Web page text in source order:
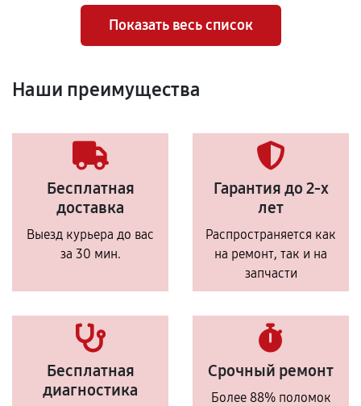
Показать весь список
Наши преимущества
Бесплатная
доставка
Выезд курьера до вас
за 30 мин.
Гарантия до 2-х
лет
Распространяется как
на ремонт, так и на
запчасти
Бесплатная
диагностика
Срочный ремонт
Более 88% поломок